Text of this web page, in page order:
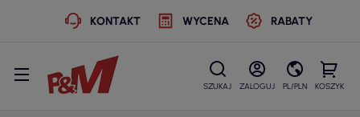
KONTAKT WYCENA RABATY
SZUKAJ ZALOGUJ PL/PLN KOSZYK